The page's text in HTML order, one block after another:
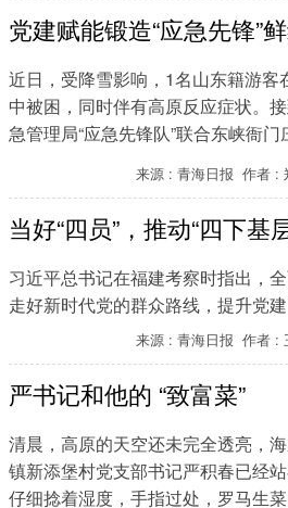
党建赋能锻造“应急先锋”
近日，受降雪影响，1名山东籍游客
中被困，同时伴有高原反应症状。
急管理局“应急先锋队”联合东峡衙
来源 : 青海日报 作者 :
当好“四员”，推动“四下基
习近平总书记在福建考察时指出，全
走好新时代党的群众路线，提升党建
来源 : 青海日报 作者 :
严书记和他的 “致富菜”
清晨，高原的天空还未完全透亮，
镇新添堡村党支部书记严积春已经
仔细捻着湿度，手指过处，罗马生菜